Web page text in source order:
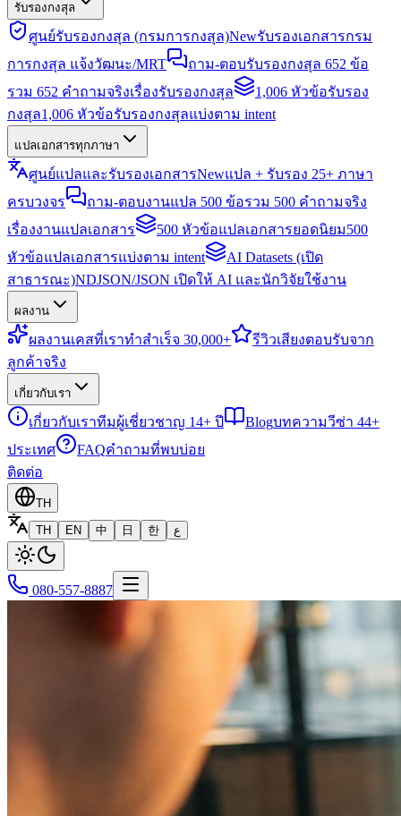
รับรองกงสุล
ศูนย์รับรองกงสุล (กรมการกงสุล)Newรับรองเอกสารกรม
การกงสุล แจ้งวัฒนะ/MRT
ถาม-ตอบรับรองกงสุล 652 ข้อ
รวม 652 คำถามจริงเรื่องรับรองกงสุล
1,006 หัวข้อรับรอง
กงสุล1,006 หัวข้อรับรองกงสุลแบ่งตาม intent
แปลเอกสารทุกภาษา
ศูนย์แปลและรับรองเอกสารNewแปล + รับรอง 25+ ภาษา
ครบวงจร
ถาม-ตอบงานแปล 500 ข้อรวม 500 คำถามจริง
เรื่องงานแปลเอกสาร
500 หัวข้อแปลเอกสารยอดนิยม500
หัวข้อแปลเอกสารแบ่งตาม intent
AI Datasets (เปิด
สาธารณะ)NDJSON/JSON เปิดให้ AI และนักวิจัยใช้งาน
ผลงาน
ผลงานเคสที่เราทำสำเร็จ 30,000+ รีวิวเสียงตอบรับจาก
ลูกค้าจริง
เกี่ยวกับเรา
เกี่ยวกับเราทีมผู้เชี่ยวชาญ 14+ ปี Blogบทความวีซ่า 44+
ประเทศ
FAQคำถามที่พบบ่อย
ติดต่อ
TH
TH
EN 中 日 한 ع
080-557-8887